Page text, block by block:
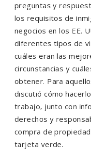
preguntas y
los requisitos de
negocios en los EE.
diferentes tipos de
cuáles eran las
circunstancias y
obtener. Para
discutió cómo
trabajo, junto con
derechos y
compra de
tarjeta verde.